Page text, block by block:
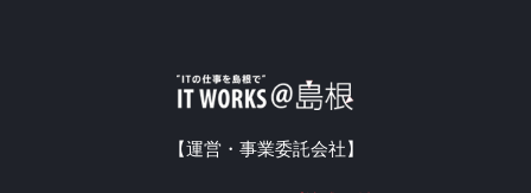
【運営・事業委託会社】